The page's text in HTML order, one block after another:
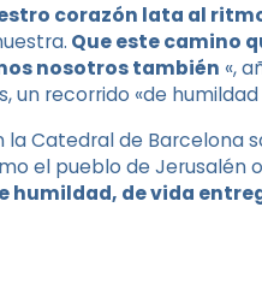
corazón lata al
Que este camino
nosotros también «,
recorrido «de
Catedral de Barcelona
el pueblo de Jerusalén
humildad, de vida